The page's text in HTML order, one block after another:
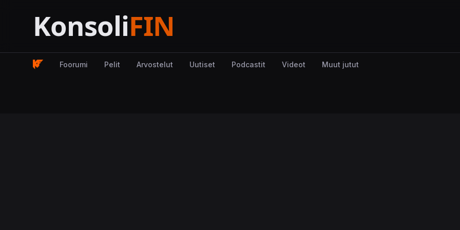
Foorumi Pelit Arvostelut Uutiset Podcastit Videot Muut jutut